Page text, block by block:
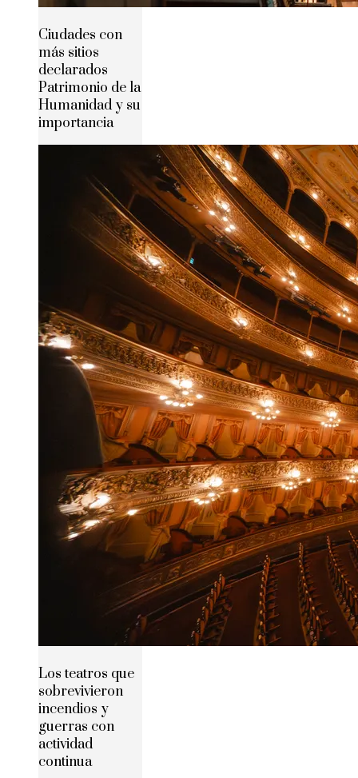
Ciudades con
más sitios
declarados
Patrimonio de la
Humanidad y su
importancia
Los teatros que
sobrevivieron
incendios y
guerras con
actividad
continua